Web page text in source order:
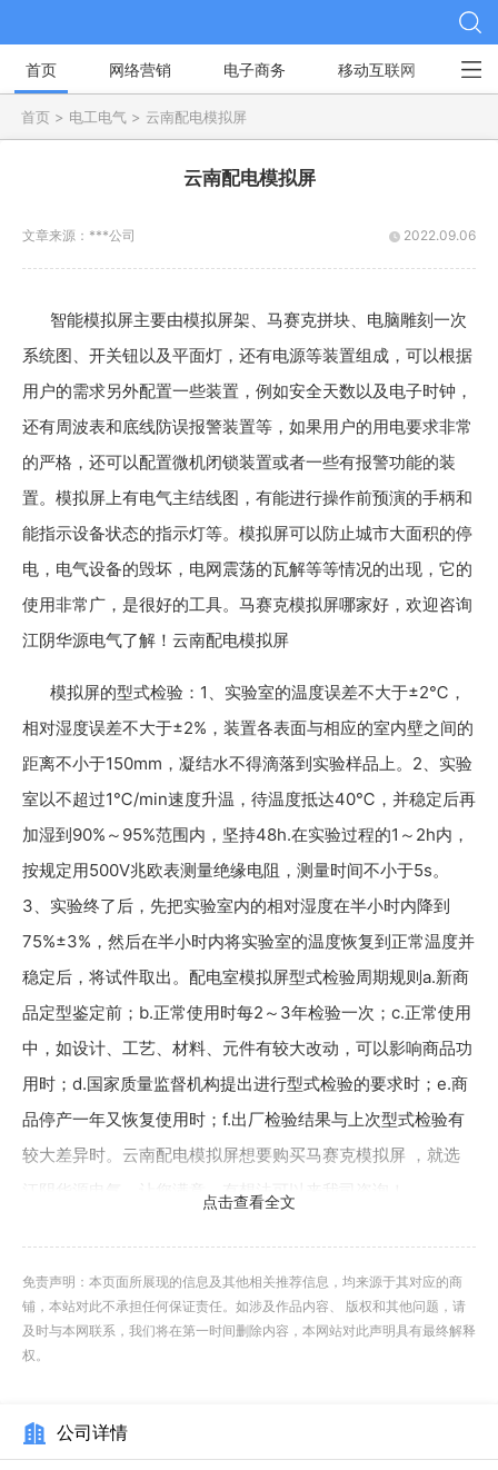
首页 网络营销 电子商务 移动互联网 社
首页 > 电工电气 > 云南配电模拟屏
云南配电模拟屏
2022.09.06
文章来源： ***公司
智能模拟屏主要由模拟屏架、马赛克拼块、电脑雕刻一次
系统图、开关钮以及平面灯，还有电源等装置组成，可以根据
用户的需求另外配置一些装置，例如安全天数以及电子时钟，
还有周波表和底线防误报警装置等，如果用户的用电要求非常
的严格，还可以配置微机闭锁装置或者一些有报警功能的装
置。模拟屏上有电气主结线图，有能进行操作前预演的手柄和
能指示设备状态的指示灯等。模拟屏可以防止城市大面积的停
电，电气设备的毁坏，电网震荡的瓦解等等情况的出现，它的
使用非常广，是很好的工具。马赛克模拟屏哪家好，欢迎咨询
江阴华源电气了解！云南配电模拟屏
模拟屏的型式检验：1、实验室的温度误差不大于±2℃，
相对湿度误差不大于±2%，装置各表面与相应的室内壁之间的
距离不小于150mm，凝结水不得滴落到实验样品上。2、实验
室以不超过1℃/min速度升温，待温度抵达40℃，并稳定后再
加湿到90%～95%范围内，坚持48h.在实验过程的1～2h内，
按规定用500V兆欧表测量绝缘电阻，测量时间不小于5s。
3、实验终了后，先把实验室内的相对湿度在半小时内降到
75%±3%，然后在半小时内将实验室的温度恢复到正常温度并
稳定后，将试件取出。配电室模拟屏型式检验周期规则a.新商
品定型鉴定前；b.正常使用时每2～3年检验一次；c.正常使用
中，如设计、工艺、材料、元件有较大改动，可以影响商品功
用时；d.国家质量监督机构提出进行型式检验的要求时；e.商
品停产一年又恢复使用时；f.出厂检验结果与上次型式检验有
较大差异时。云南配电模拟屏想要购买马赛克模拟屏 ，就选
江阴华源电气，让您满意，有想法可以来我司咨询！
DIS-9000分布式模拟屏控制系统遥信远动屏蔽功能：现场
调试时经常碰到这样一个问题：不能实时采集到部分开关、刀
闸的状态（后台转发给模拟屏的永远是分闸状态），原因很
多，有的设备老旧没有辅助触点或辅助触点损坏，有的是开关
模拟屏，而在能转发之前模拟屏上的状态还必须与现场保持一
致。这样的话首先该设备必须在通信点表内，其次还不受通信
点击查看全文
免责声明：本页面所展现的信息及其他相关推荐信息，均来源于其对应的商
铺，本站对此不承担任何保证责任。如涉及作品内容、 版权和其他问题，请
及时与本网联系，我们将在第一时间删除内容，本网站对此声明具有最终解释
权。
公司详情